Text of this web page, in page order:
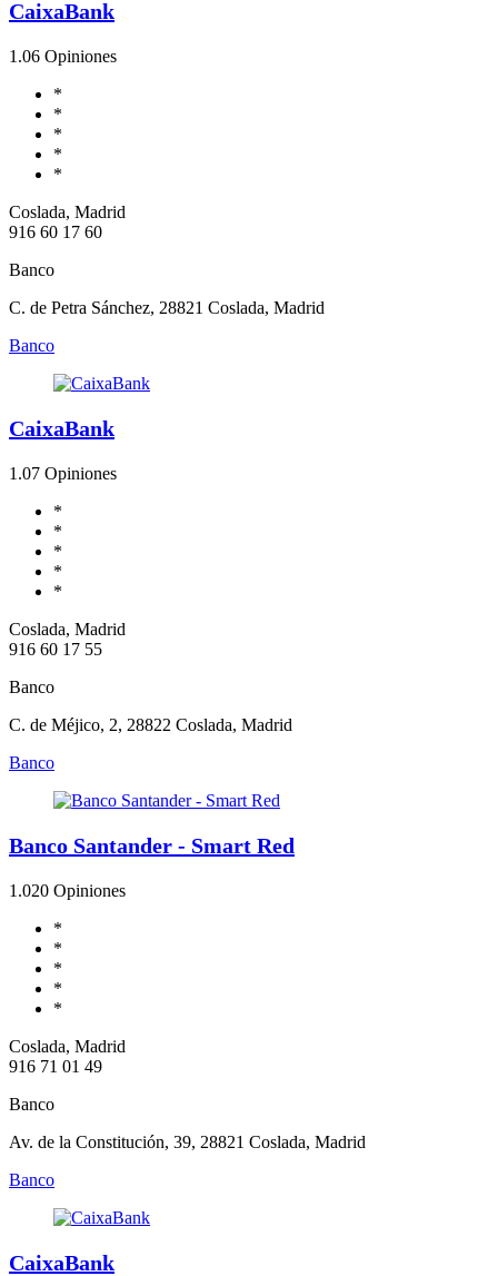
CaixaBank
1.06 Opiniones
*
*
*
*
*
Coslada, Madrid
916 60 17 60
Banco
C. de Petra Sánchez, 28821 Coslada, Madrid
Banco
CaixaBank
1.07 Opiniones
*
*
*
*
*
Coslada, Madrid
916 60 17 55
Banco
C. de Méjico, 2, 28822 Coslada, Madrid
Banco
Banco Santander - Smart Red
1.020 Opiniones
*
*
*
*
*
Coslada, Madrid
916 71 01 49
Banco
Av. de la Constitución, 39, 28821 Coslada, Madrid
Banco
CaixaBank